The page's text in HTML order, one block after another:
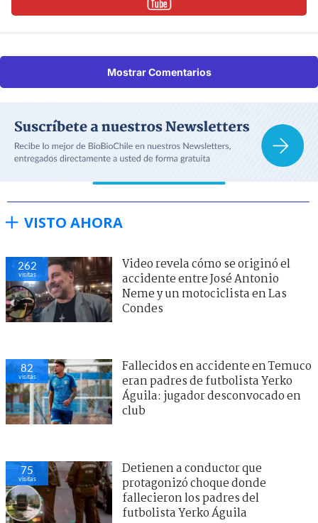
Mostrar Comentarios
VISTO AHORA
262
visitas
Video revela cómo se originó el
accidente entre José Antonio
Neme y un motociclista en Las
Condes
82
visitas
Fallecidos en accidente en Temuco
eran padres de futbolista Yerko
Águila: jugador desconvocado en
club
75
visitas
Detienen a conductor que
protagonizó choque donde
fallecieron los padres del
futbolista Yerko Águila